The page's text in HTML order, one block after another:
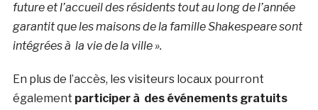
future et l’accueil des résidents tout au long de l’année
garantit que les maisons de la famille Shakespeare sont
intégrées à la vie de la ville ».
En plus de l’accès, les visiteurs locaux pourront
également participer à des événements gratuits